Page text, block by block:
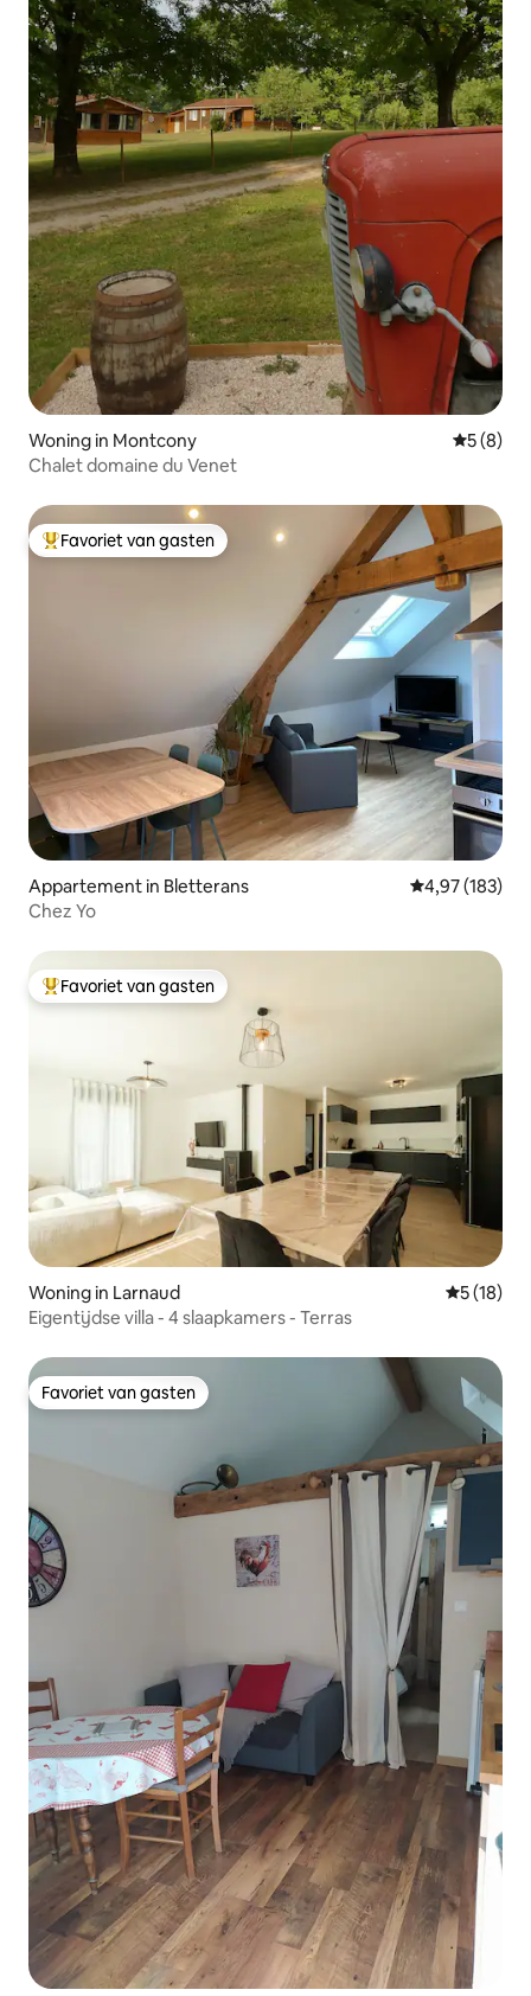
Woning in Montcony
5 (8)
Chalet domaine du Venet
Topfavoriet van gasten
Favoriet van gasten
Appartement in Bletterans Gemiddelde
4,97 (183)
Chez Yo
Topfavoriet van gasten
Favoriet van gasten
Woning in Larnaud
5 (18)
Eigentijdse villa - 4 slaapkamers - Terras
Favoriet van gasten
Favoriet van gasten